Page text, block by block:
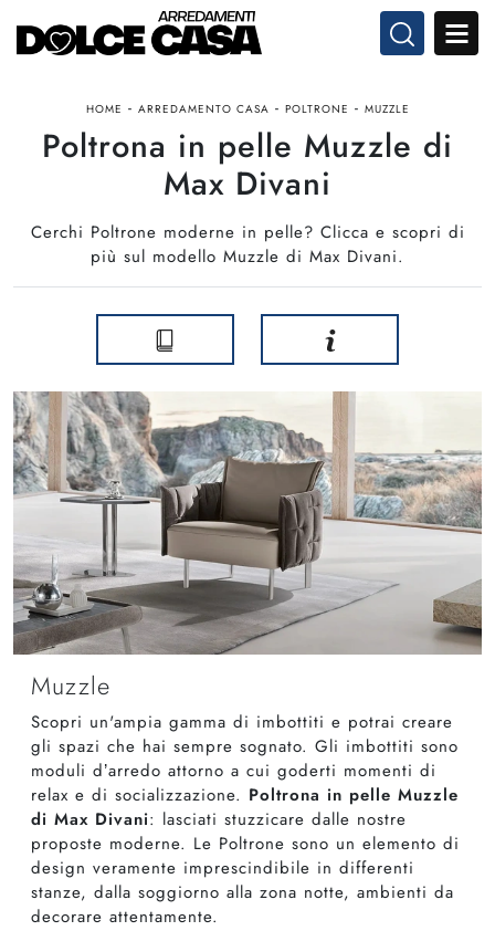
HOME - ARREDAMENTO CASA - POLTRONE - MUZZLE
Poltrona in pelle Muzzle di
Max Divani
Cerchi Poltrone moderne in pelle? Clicca e scopri di
più sul modello Muzzle di Max Divani.
Muzzle
Scopri un'ampia gamma di imbottiti e potrai creare
gli spazi che hai sempre sognato. Gli imbottiti sono
moduli d’arredo attorno a cui goderti momenti di
relax e di socializzazione. Poltrona in pelle Muzzle
di Max Divani: lasciati stuzzicare dalle nostre
proposte moderne. Le Poltrone sono un elemento di
design veramente imprescindibile in differenti
stanze, dalla soggiorno alla zona notte, ambienti da
decorare attentamente.